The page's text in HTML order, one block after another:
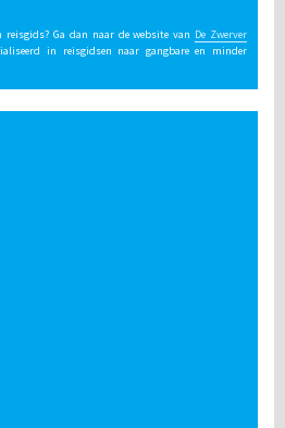
reisgids? Ga dan naar de website van De Zwerver
in reisgidsen naar gangbare en minder